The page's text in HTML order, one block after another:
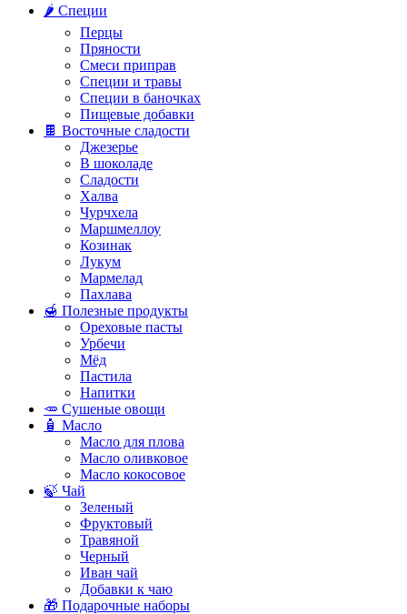
🌶️ Специи
Перцы
Пряности
Смеси приправ
Специи и травы
Специи в баночках
Пищевые добавки
🍫 Восточные сладости
Джезерье
В шоколаде
Сладости
Халва
Чурчхела
Маршмеллоу
Козинак
Лукум
Мармелад
Пахлава
🍯 Полезные продукты
Ореховые пасты
Урбечи
Мёд
Пастила
Напитки
🥕 Сушеные овощи
🧴 Масло
Масло для плова
Масло оливковое
Масло кокосовое
🍃 Чай
Зеленый
Фруктовый
Травяной
Черный
Иван чай
Добавки к чаю
🎁 Подарочные наборы